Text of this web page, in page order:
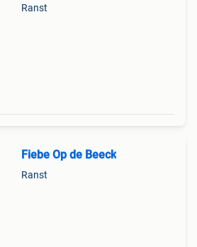
Ranst
Fiebe Op de Beeck
Ranst